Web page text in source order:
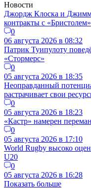
Новости
Джордж Клоска и
контракты с «Бристолем»
0
06 августа 2026 в 08:32
Патрик Туипулоту
«Стормерс»
0
05 августа 2026 в 18:35
Неоправданный
растрачивает свои
0
05 августа 2026 в 18:23
«Кастр» намерен
0
05 августа 2026 в 17:10
World Rugby высоко
U20
0
05 августа 2026 в 16:28
Показать больше